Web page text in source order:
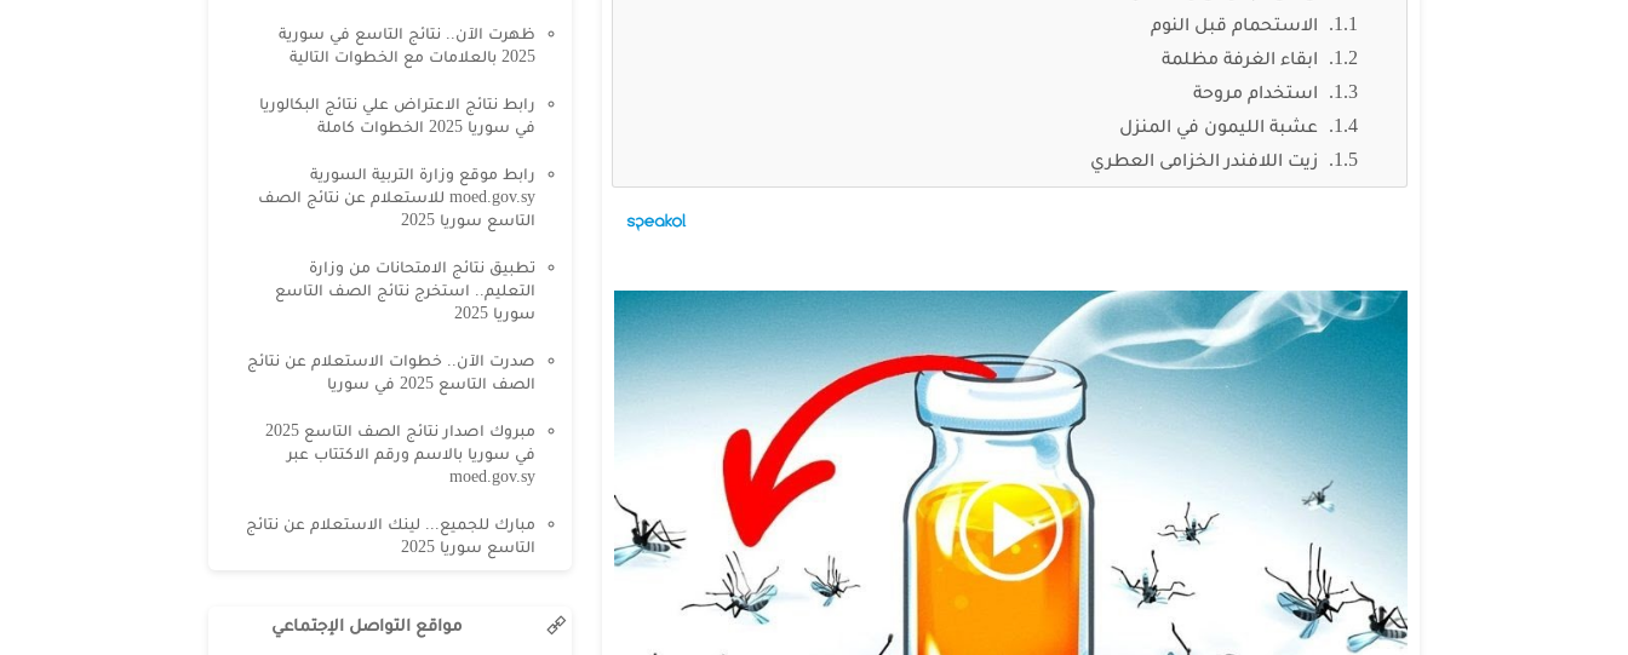
الاستحمام قبل النوم
ابقاء الغرفة مظلمة
استخدام مروحة
عشبة الليمون في المنزل
زيت اللافندر الخزامى العطري
ظهرت الآن.. نتائج التاسع في سورية
2025 بالعلامات مع الخطوات التالية
رابط نتائج الاعتراض علي نتائج البكالوريا
في سوريا 2025 الخطوات كاملة
رابط موقع وزارة التربية السورية
moed.gov.sy للاستعلام عن نتائج الصف
التاسع سوريا 2025
تطبيق نتائج الامتحانات من وزارة
التعليم.. استخرج نتائج الصف التاسع
سوريا 2025
صدرت الآن.. خطوات الاستعلام عن نتائج
الصف التاسع 2025 في سوريا
مبروك اصدار نتائج الصف التاسع 2025
في سوريا بالاسم ورقم الاكتتاب عبر
moed.gov.sy
مبارك للجميع... لينك الاستعلام عن نتائج
التاسع سوريا 2025
مواقع التواصل الإجتماعي